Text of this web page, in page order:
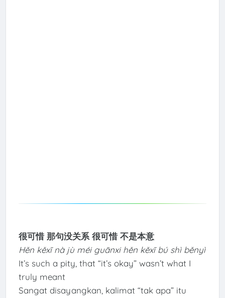
很可惜 那句没关系 很可惜 不是本意
Hěn kěxī nà jù méi guānxi hěn kěxī bú shì běnyì
It’s such a pity, that “it’s okay” wasn’t what I
truly meant
Sangat disayangkan, kalimat “tak apa” itu